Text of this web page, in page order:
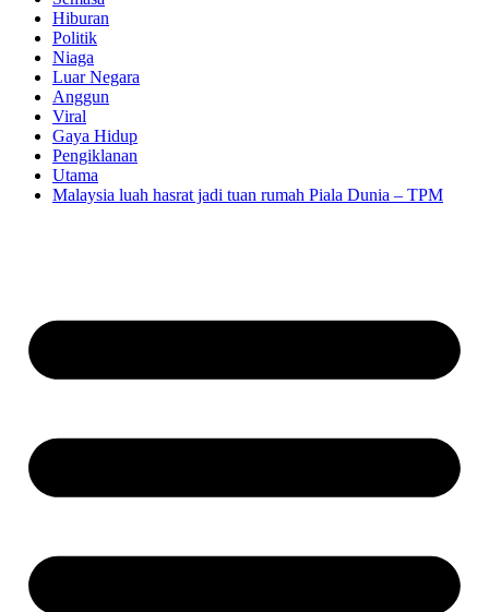
Hiburan
Politik
Niaga
Luar Negara
Anggun
Viral
Gaya Hidup
Pengiklanan
Utama
Malaysia luah hasrat jadi tuan rumah Piala Dunia – TPM